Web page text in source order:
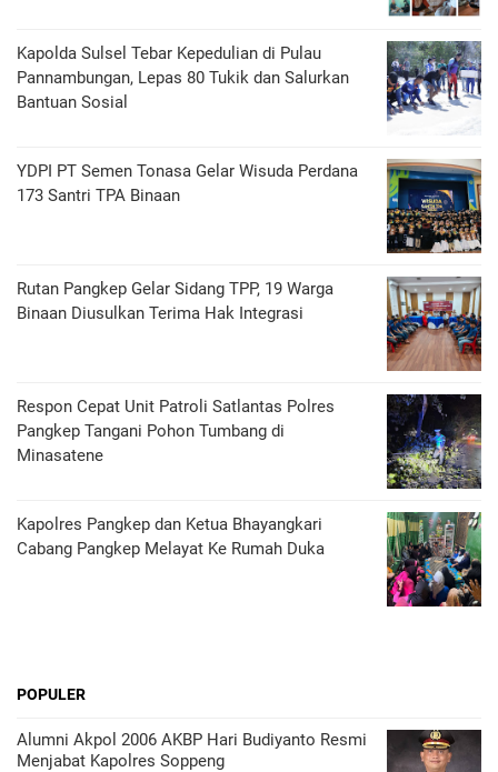
Kapolda Sulsel Tebar Kepedulian di Pulau
Pannambungan, Lepas 80 Tukik dan Salurkan
Bantuan Sosial
YDPI PT Semen Tonasa Gelar Wisuda Perdana
173 Santri TPA Binaan
Rutan Pangkep Gelar Sidang TPP, 19 Warga
Binaan Diusulkan Terima Hak Integrasi
Respon Cepat Unit Patroli Satlantas Polres
Pangkep Tangani Pohon Tumbang di
Minasatene
Kapolres Pangkep dan Ketua Bhayangkari
Cabang Pangkep Melayat Ke Rumah Duka
POPULER
Alumni Akpol 2006 AKBP Hari Budiyanto Resmi
Menjabat Kapolres Soppeng